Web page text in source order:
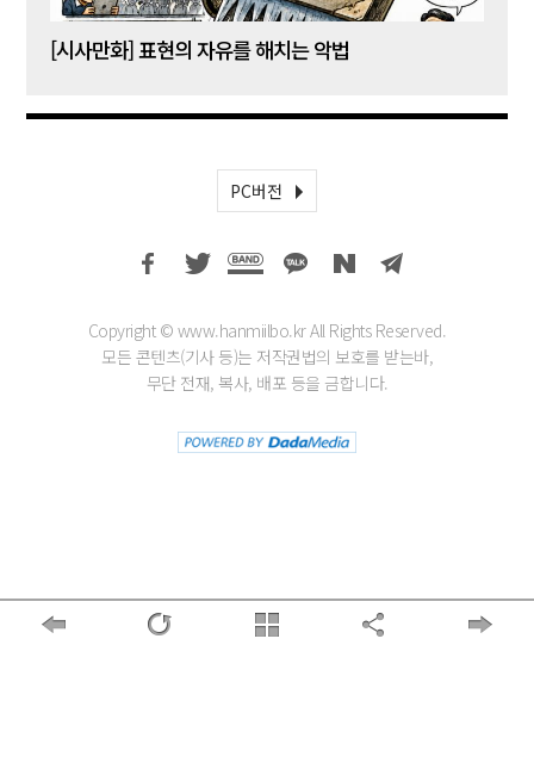
[시사만화] 표현의 자유를 해치는 악법
PC버전
Copyright © www.hanmiilbo.kr All Rights Reserved.
모든 콘텐츠(기사 등)는 저작권법의 보호를 받는바,
무단 전재, 복사, 배포 등을 금합니다.